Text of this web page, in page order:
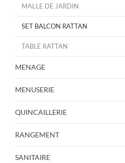
MALLE DE JARDIN
SET BALCON RATTAN
TABLE RATTAN
MENAGE
MENUSERIE
QUINCAILLERIE
RANGEMENT
SANITAIRE